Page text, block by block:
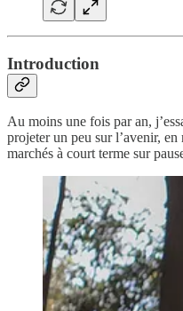
Introduction
Au moins une fois par an,
projeter un peu sur l’avenir,
marchés à court terme sur